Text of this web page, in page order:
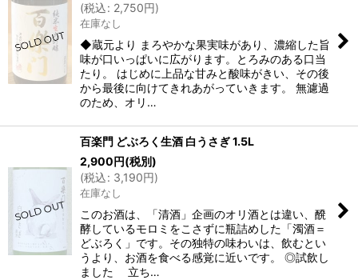
(税込: 2,750円)
在庫なし
◆蔵元より まろやかな果実味があり、濃縮した旨
味が口いっぱいに広がります。とろみのある口当
たり。 はじめに上品な甘みと酸味がきい、その後
から最後に向けてきれあがっていきます。 無濾過
のため、オリ…
百楽門 どぶろく生酒 白うさぎ 1.5L
2,900円(税別)
(税込: 3,190円)
在庫なし
このお酒は、「清酒」企画のオリ酒とは違い、醗
酵しているモロミをこさずに瓶詰めした「濁酒＝
どぶろく」です。その独特の味わいは、飲むとい
うより、お酒を食べる感覚に近いです。 ◎試飲し
ました 立ち…